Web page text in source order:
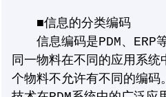
■信息的分类编码
信息编码是PDM、ERP
同一物料在不同的应用系
个物料不允许有不同的编码。